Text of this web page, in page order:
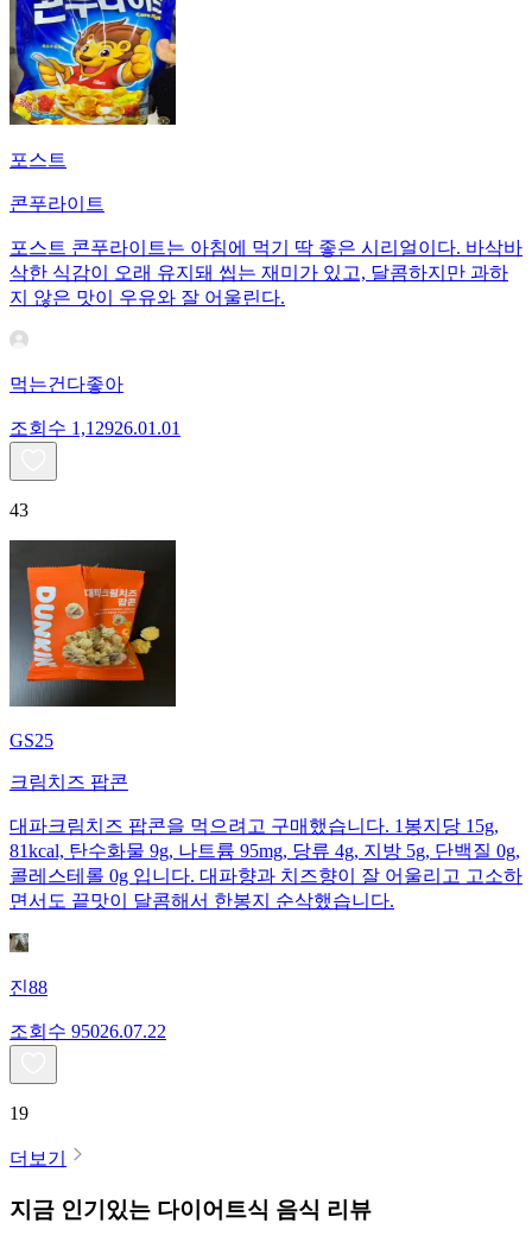
포스트
콘푸라이트
포스트 콘푸라이트는 아침에 먹기 딱 좋은 시리얼이다. 바삭바
삭한 식감이 오래 유지돼 씹는 재미가 있고, 달콤하지만 과하
지 않은 맛이 우유와 잘 어울린다.
먹는건다좋아
조회수 1,12926.01.01
43
GS25
크림치즈 팝콘
대파크림치즈 팝콘을 먹으려고 구매했습니다. 1봉지당 15g,
81kcal, 탄수화물 9g, 나트륨 95mg, 당류 4g, 지방 5g, 단백질 0g,
콜레스테롤 0g 입니다. 대파향과 치즈향이 잘 어울리고 고소하
면서도 끝맛이 달콤해서 한봉지 순삭했습니다.
진88
조회수 95026.07.22
19
더보기
지금 인기있는 다이어트식 음식 리뷰